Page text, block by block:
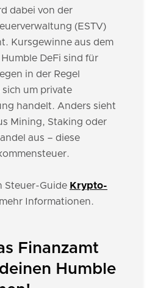
dabei von der
(ESTV)
Kursgewinne aus dem
DeFi sind für
in der Regel
um private
handelt. Anders sieht
Mining, Staking oder
aus – diese
Steuer-Guide Krypto-
Informationen.
Finanzamt
Humble